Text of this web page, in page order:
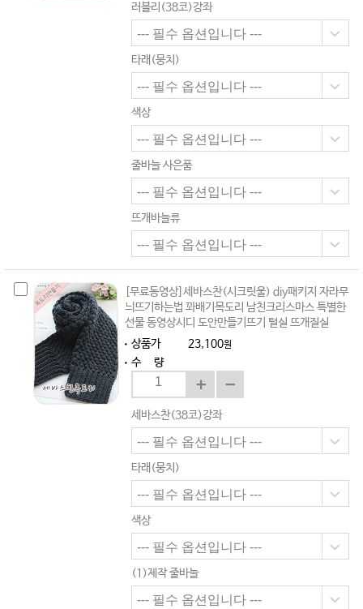
러블리(38코)강좌
타래(뭉치)
색상
줄바늘 사은품
뜨개바늘류
[무료동영상]세바스찬(시크릿울) diy패키지 자라무
늬뜨기하는법 꽈배기목도리 남친크리스마스 특별한
선물 동영상시디 도안만들기뜨기 털실 뜨개질실
상품가
23,100원
수 량
세바스찬(38코)강좌
타래(뭉치)
색상
(1)제작 줄바늘